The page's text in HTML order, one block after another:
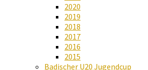
2020
2019
2018
2017
2016
2015
Badischer U20 Jugendcup